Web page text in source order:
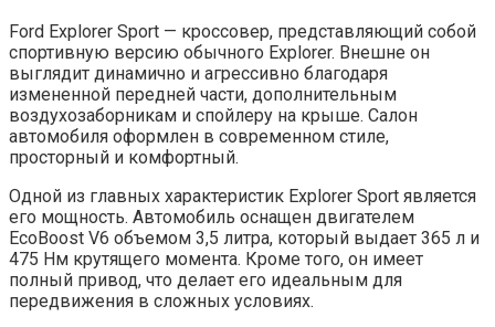
Ford Explorer Sport — кроссовер, представляющий собой
спортивную версию обычного Explorer. Внешне он
выглядит динамично и агрессивно благодаря
измененной передней части, дополнительным
воздухозаборникам и спойлеру на крыше. Салон
автомобиля оформлен в современном стиле,
просторный и комфортный.
Одной из главных характеристик Explorer Sport является
его мощность. Автомобиль оснащен двигателем
EcoBoost V6 объемом 3,5 литра, который выдает 365 л и
475 Нм крутящего момента. Кроме того, он имеет
полный привод, что делает его идеальным для
передвижения в сложных условиях.